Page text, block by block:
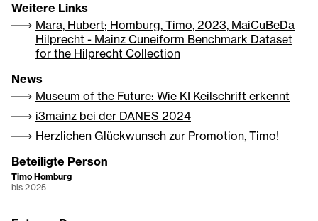
Weitere Links
Mara, Hubert; Homburg, Timo, 2023, MaiCuBeDa
Hilprecht - Mainz Cuneiform Benchmark Dataset
for the Hilprecht Collection
News
Museum of the Future: Wie KI Keilschrift erkennt
i3mainz bei der DANES 2024
Herzlichen Glückwunsch zur Promotion, Timo!
Beteiligte Person
Timo Homburg
bis 2025